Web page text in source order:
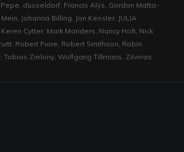
, düsseldorf, Francis Alÿs, Gordon Matta-
, Johanna Billing, Jon Kessler, JULIA
Keren Cytter, Mark Manders, Nancy Holt, Nick
, Robert Fiore, Robert Smithson, Robin
, Tobias Zielony, Wolfgang Tillmans, Zilvinas